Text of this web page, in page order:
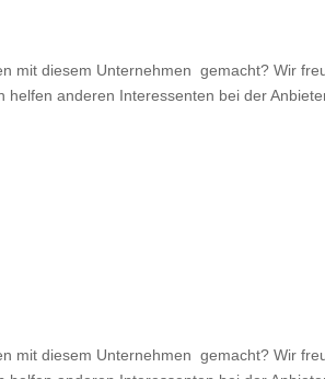
diesem Unternehmen gemacht? Wir
anderen Interessenten bei der
diesem Unternehmen gemacht? Wir